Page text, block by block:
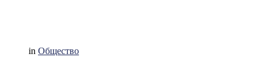
in Общество